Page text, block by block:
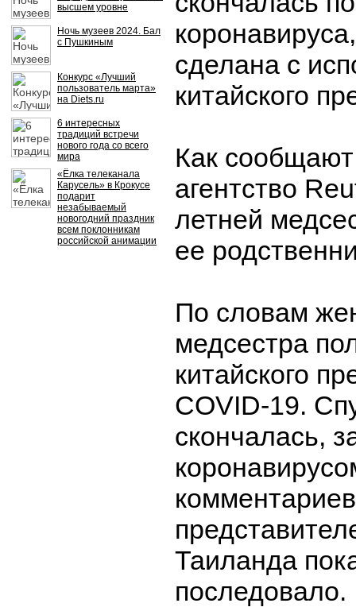
высшем уровне
Ночь музеев 2024. Бал
с Пушкиным
Конкурс «Лучший
пользователь марта»
на Diets.ru
6 интересных
традиций встречи
нового года со всего
мира
«Ёлка телеканала
Карусель» в Крокусе
подарит
незабываемый
новогодний праздник
всем поклонникам
российской анимации
сделана с
китайского
Как
агентство
летней
ее
По словам
медсестра
китайского
COVID-19.
скончалась,
Таиланда
последовало.